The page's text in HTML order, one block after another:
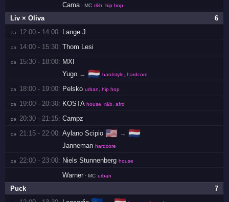
Cama · MC r&b, hip hop
6
Liv × Oliva
za 12:00 - 14:00: Lange J
za 14:00 - 15:30: Thom Lesi
za 15:30 - 18:00: MXI
Yugo → 🇳🇱 hardstyle, hardcore
za 18:00 - 19:00: Pelsko urban, hip hop
za 19:00 - 20:30: KOSTA house, r&b, afro
za 20:30 - 21:15: Campz
za 21:15 - 22:00: Aylano Scipio 🇺🇸 → 🇳🇱
Janneman hardcore
za 22:00 - 23:00: Niels Stunnenberg house
Warner · MC urban
7
Puck